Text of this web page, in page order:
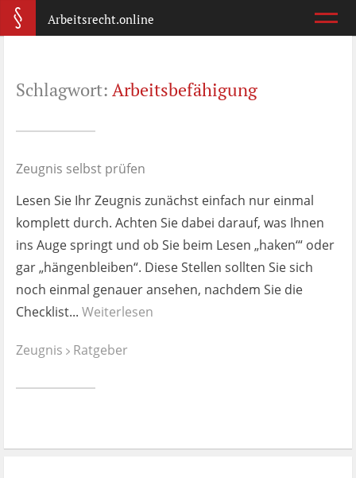
Arbeitsrecht.online
Was ist wichtig?
Wie reagiere ich?
Kündigung
Was jetzt?
Aufhebungsvertrag
Wann lohnt er sich?
Zeugnis
Ist es wirklich gut?
News
Schlagwort: Arbeitsbefähigung
Zeugnis selbst prüfen
Lesen Sie Ihr Zeugnis zunächst einfach nur einmal
komplett durch. Achten Sie dabei darauf, was Ihnen
ins Auge springt und ob Sie beim Lesen „haken‘“ oder
gar „hängenbleiben“. Diese Stellen sollten Sie sich
noch einmal genauer ansehen, nachdem Sie die
Checklist... Weiterlesen
Zeugnis Ratgeber